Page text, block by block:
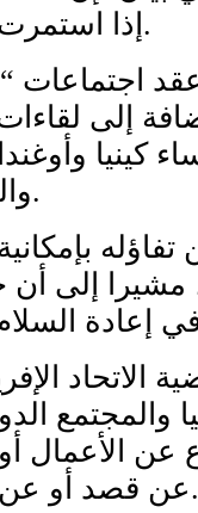
إذا استمرت الأعمال العدائية في البلاد.
اجتماعات
إلى
كينيا
والصومال والقيادة السودانية.
إلى أن
الاتحاد
والمجتمع
عن الأعمال
عن قصد أو عن غير قصد، مفاقمة الصراع.